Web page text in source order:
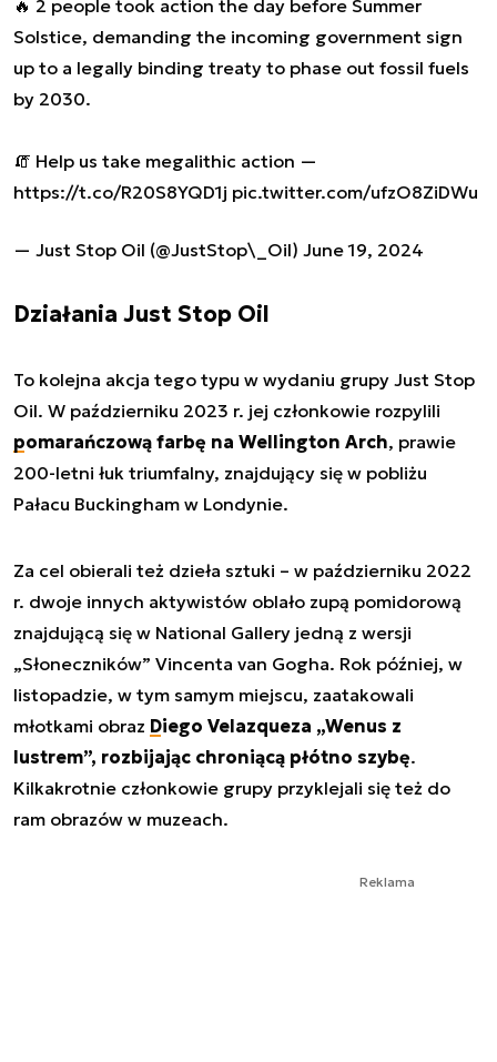
🔥 2 people took action the day before Summer
Solstice, demanding the incoming government sign
up to a legally binding treaty to phase out fossil fuels
by 2030.
🧯 Help us take megalithic action —
https://t.co/R20S8YQD1j pic.twitter.com/ufzO8ZiDWu
— Just Stop Oil (@JustStop\_Oil) June 19, 2024
Działania Just Stop Oil
To kolejna akcja tego typu w wydaniu grupy Just Stop
Oil. W październiku 2023 r. jej członkowie rozpylili
pomarańczową farbę na Wellington Arch, prawie
200-letni łuk triumfalny, znajdujący się w pobliżu
Pałacu Buckingham w Londynie.
Za cel obierali też dzieła sztuki – w październiku 2022
r. dwoje innych aktywistów oblało zupą pomidorową
znajdującą się w National Gallery jedną z wersji
„Słoneczników” Vincenta van Gogha. Rok później, w
listopadzie, w tym samym miejscu, zaatakowali
młotkami obraz Diego Velazqueza „Wenus z
lustrem”, rozbijając chroniącą płótno szybę.
Kilkakrotnie członkowie grupy przyklejali się też do
ram obrazów w muzeach.
Reklama